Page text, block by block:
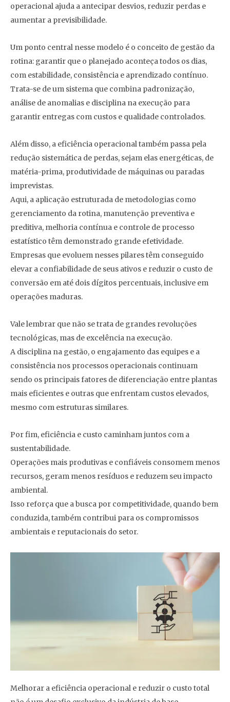
operacional ajuda a antecipar desvios, reduzir perdas e
aumentar a previsibilidade.
Um ponto central nesse modelo é o conceito de gestão da
rotina: garantir que o planejado aconteça todos os dias,
com estabilidade, consistência e aprendizado contínuo.
Trata-se de um sistema que combina padronização,
análise de anomalias e disciplina na execução para
garantir entregas com custos e qualidade controlados.
Além disso, a eficiência operacional também passa pela
redução sistemática de perdas, sejam elas energéticas, de
matéria-prima, produtividade de máquinas ou paradas
imprevistas.
Aqui, a aplicação estruturada de metodologias como
gerenciamento da rotina, manutenção preventiva e
preditiva, melhoria contínua e controle de processo
estatístico têm demonstrado grande efetividade.
Empresas que evoluem nesses pilares têm conseguido
elevar a confiabilidade de seus ativos e reduzir o custo de
conversão em até dois dígitos percentuais, inclusive em
operações maduras.
Vale lembrar que não se trata de grandes revoluções
tecnológicas, mas de excelência na execução.
A disciplina na gestão, o engajamento das equipes e a
consistência nos processos operacionais continuam
sendo os principais fatores de diferenciação entre plantas
mais eficientes e outras que enfrentam custos elevados,
mesmo com estruturas similares.
Por fim, eficiência e custo caminham juntos com a
sustentabilidade.
Operações mais produtivas e confiáveis consomem menos
recursos, geram menos resíduos e reduzem seu impacto
ambiental.
Isso reforça que a busca por competitividade, quando bem
conduzida, também contribui para os compromissos
ambientais e reputacionais do setor.
Melhorar a eficiência operacional e reduzir o custo total